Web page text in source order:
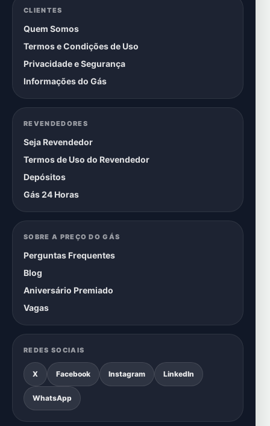
CLIENTES
Quem Somos
Termos e Condições de Uso
Privacidade e Segurança
Informações do Gás
REVENDEDORES
Seja Revendedor
Termos de Uso do Revendedor
Depósitos
Gás 24 Horas
SOBRE A PREÇO DO GÁS
Perguntas Frequentes
Blog
Aniversário Premiado
Vagas
REDES SOCIAIS
X Facebook Instagram LinkedIn
WhatsApp